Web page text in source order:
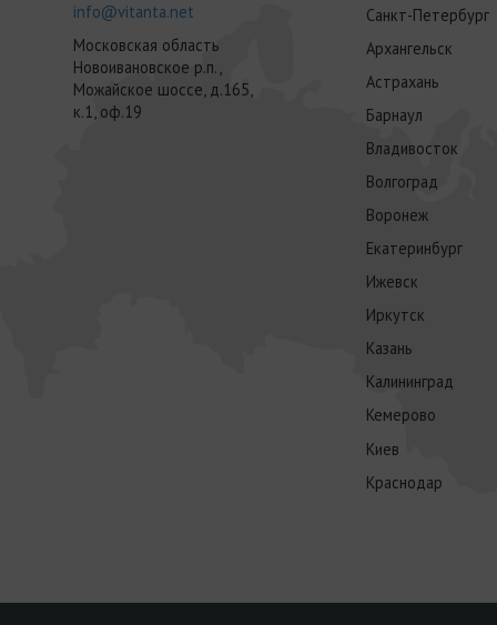
info@vitanta.net
Московская область
Новоивановское р.п.,
Можайское шоссе, д.165,
к.1, оф.19
Санкт-Петербург
Архангельск
Астрахань
Барнаул
Владивосток
Волгоград
Воронеж
Екатеринбург
Ижевск
Иркутск
Казань
Калининград
Кемерово
Киев
Краснодар